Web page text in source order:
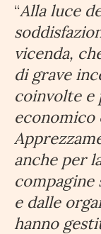
“Alla luce
vicenda,
di grave
coinvolte e
economico
anche per
compagine
e dalle
hanno